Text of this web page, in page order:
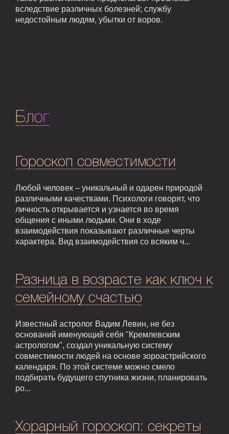
вследствие различных болезней; службу
недостойным людям, убытки от воров.
Блог
Гороскоп совместимости
Любой человек – уникальный и одарен природой
различными качествами. Психологи говорят, что
личность открывается и узнается во время
общения с иными людьми. Они в ходе
взаимодействия показывают различные черты
характера. Вид взаимодействия со всяким ч...
Разница в возрасте как ключ к
семейному счастью
Известный астролог Вадим Левин, не без
оснований именующий себя "Кремлевским
астрологом", создал уникальную систему
совместимости людей на основе зороастрийского
календаря. По этой системе можно смело
подбирать будущего спутника жизни, планировать
ро...
Хорарный гороскоп: секреты